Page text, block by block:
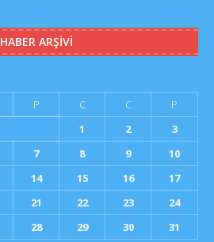
HABER ARŞIVI
P C C
P
1
2
3
7 8 9
10
14 15 16
17
21 22 23
24
28 29 30
31